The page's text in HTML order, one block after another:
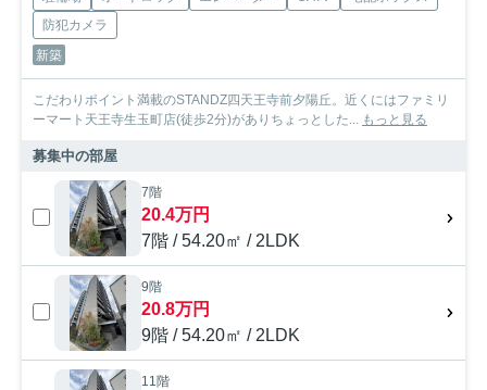
防犯カメラ
新築
こだわりポイント満載のSTANDZ四天王寺前夕陽丘。近くにはファミリ
ーマート天王寺生玉町店(徒歩2分)がありちょっとした... もっと見る
募集中の部屋
7階
20.4万円
7階 / 54.20㎡ / 2LDK
9階
20.8万円
9階 / 54.20㎡ / 2LDK
11階